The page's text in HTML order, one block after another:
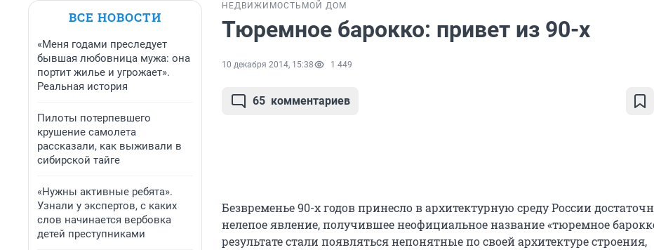
ВСЕ НОВОСТИ
«Меня годами преследует
бывшая любовница мужа: она
портит жилье и угрожает».
Реальная история
Пилоты потерпевшего
крушение самолета
рассказали, как выживали в
сибирской тайге
«Нужны активные ребята».
Узнали у экспертов, с каких
слов начинается вербовка
детей преступниками
НЕДВИЖИМОСТЬ МОЙ ДОМ
Тюремное барокко: привет из 90-х
10 декабря 2014, 15:38 1 449
65 комментариев
Безвременье 90-х годов принесло в архитектурную среду России
нелепое явление, получившее неофициальное название «тюремное
результате стали появляться непонятные по своей архитектуре строения,